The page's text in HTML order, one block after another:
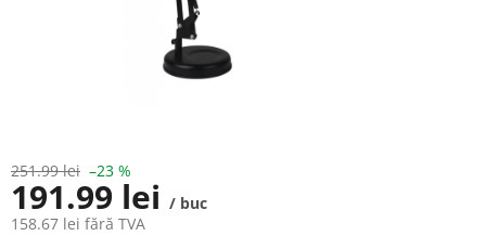
251.99 lei –23 %
191.99 lei / buc
158.67 lei fără TVA